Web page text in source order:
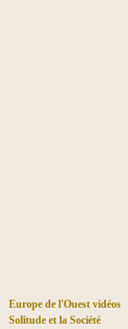
Europe de l'Ouest vidéos
Solitude et la Société